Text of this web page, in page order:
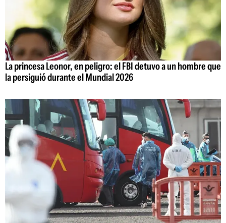
La princesa Leonor, en peligro: el FBI detuvo a un hombre que
la persiguió durante el Mundial 2026